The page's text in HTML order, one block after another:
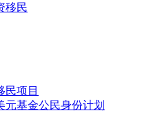
移民
民项目
元基金公民身份计划